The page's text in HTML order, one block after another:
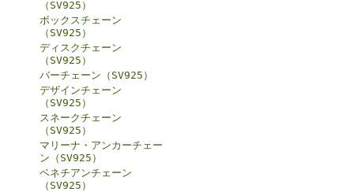
（SV925）
ボックスチェーン
（SV925）
ディスクチェーン
（SV925）
バーチェーン（SV925）
デザインチェーン
（SV925）
スネークチェーン
（SV925）
マリーナ・アンカーチェー
ン（SV925）
ベネチアンチェーン
（SV925）